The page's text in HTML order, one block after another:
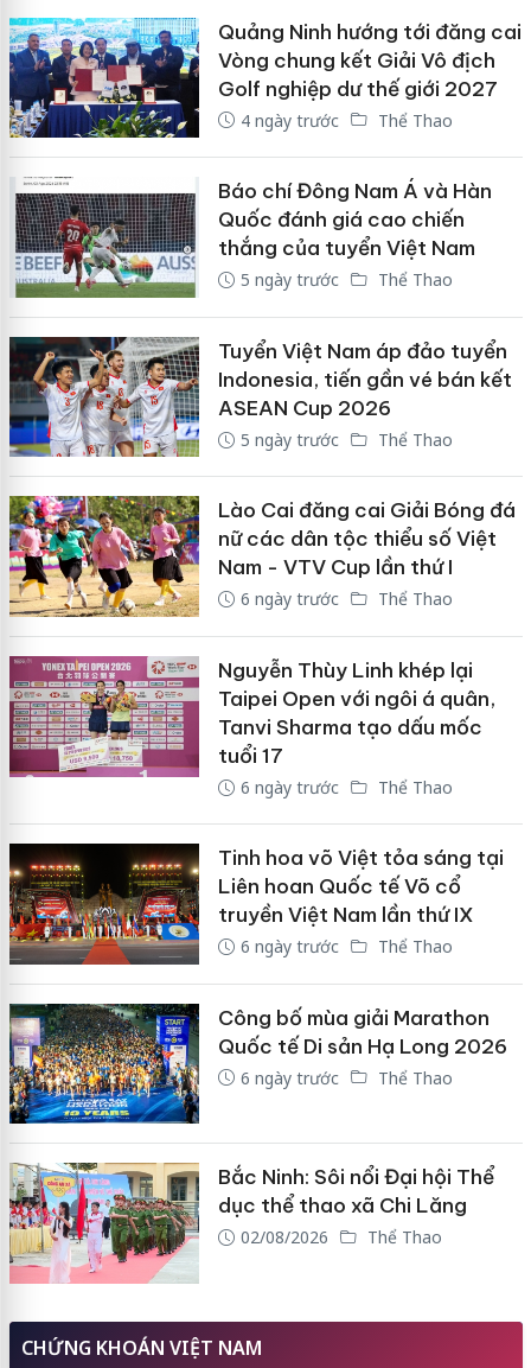
Quảng Ninh hướng tới đăng cai
Vòng chung kết Giải Vô địch
Golf nghiệp dư thế giới 2027
4 ngày trước Thể Thao
Báo chí Đông Nam Á và Hàn
Quốc đánh giá cao chiến
thắng của tuyển Việt Nam
5 ngày trước Thể Thao
Tuyển Việt Nam áp đảo tuyển
Indonesia, tiến gần vé bán kết
ASEAN Cup 2026
5 ngày trước Thể Thao
Lào Cai đăng cai Giải Bóng đá
nữ các dân tộc thiểu số Việt
Nam - VTV Cup lần thứ I
6 ngày trước Thể Thao
Nguyễn Thùy Linh khép lại
Taipei Open với ngôi á quân,
Tanvi Sharma tạo dấu mốc
tuổi 17
6 ngày trước Thể Thao
Tinh hoa võ Việt tỏa sáng tại
Liên hoan Quốc tế Võ cổ
truyền Việt Nam lần thứ IX
6 ngày trước Thể Thao
Công bố mùa giải Marathon
Quốc tế Di sản Hạ Long 2026
6 ngày trước Thể Thao
Bắc Ninh: Sôi nổi Đại hội Thể
dục thể thao xã Chi Lăng
02/08/2026 Thể Thao
CHỨNG KHOÁN VIỆT NAM